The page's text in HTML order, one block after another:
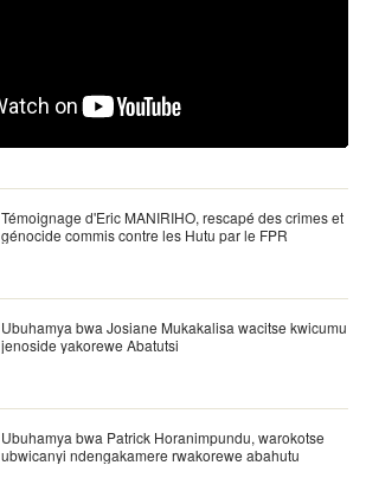
Témoignage d'Eric MANIRIHO, rescapé des crimes et
génocide commis contre les Hutu par le FPR
Ubuhamya bwa Josiane Mukakalisa wacitse kwicumu
jenoside yakorewe Abatutsi
Ubuhamya bwa Patrick Horanimpundu, warokotse
ubwicanyi ndengakamere rwakorewe abahutu